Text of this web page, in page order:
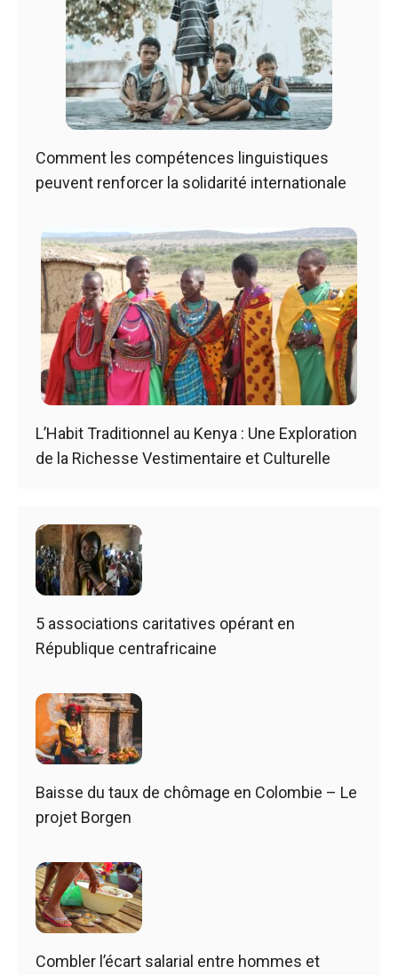
Comment les compétences linguistiques
peuvent renforcer la solidarité internationale
L’Habit Traditionnel au Kenya : Une Exploration
de la Richesse Vestimentaire et Culturelle
5 associations caritatives opérant en
République centrafricaine
Baisse du taux de chômage en Colombie – Le
projet Borgen
Combler l’écart salarial entre hommes et